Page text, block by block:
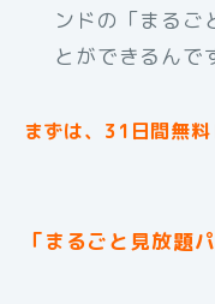
ンドの「まるご
とができるんで
まずは、31日間無
「まるごと見放題